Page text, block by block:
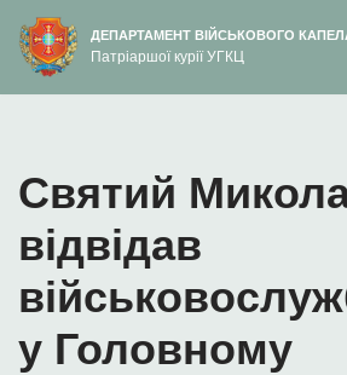
вмісту
Перейти
до
ДЕПАРТАМЕНТ ВІЙСЬКОВОГО
Патріаршої курії УГКЦ
Святий
відвідав
у Головному